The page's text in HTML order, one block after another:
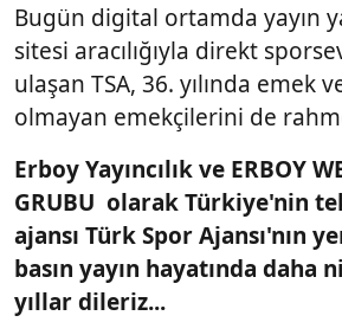
Bugün digital ortamda yayın
sitesi aracılığıyla direkt
ulaşan TSA, 36. yılında emek
olmayan emekçilerini de
Erboy Yayıncılık ve ERBOY
GRUBU olarak Türkiye'nin
ajansı Türk Spor Ajansı'nın
basın yayın hayatında daha
yıllar dileriz...